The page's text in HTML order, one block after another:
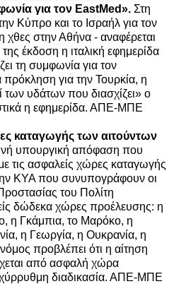
για τον EastMed». Στη
Κύπρο και το Ισραήλ για τον
στην Αθήνα - αναφέρεται
έκδοση η ιταλική εφημερίδα
τη συμφωνία για τον
πρόκληση για την Τουρκία, η
των υδάτων που διασχίζει» ο
η εφημερίδα. ΑΠΕ-ΜΠΕ
καταγωγής των αιτούντων
υπουργική απόφαση που
τις ασφαλείς χώρες καταγωγής
ΚΥΑ που συνυπογράφουν οι
του Πολίτη
δώδεκα χώρες προέλευσης: η
η Γκάμπια, το Μαρόκο, η
η Γεωργία, η Ουκρανία, η
προβλέπει ότι η αίτηση
από ασφαλή χώρα
διαδικασία. ΑΠΕ-ΜΠΕ